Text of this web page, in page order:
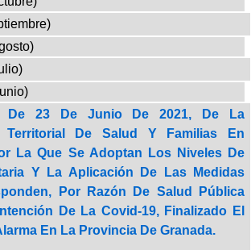
De 23 De Junio De 2021, De La
Territorial De Salud Y Familias En
La Que Se Adoptan Los Niveles De
Y La Aplicación De Las Medidas
Por Razón De Salud Pública
De La Covid-19, Finalizado El
En La Provincia De Granada.